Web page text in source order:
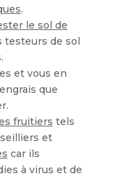
.
le sol de
testeurs de sol
et vous en
que
fruitiers tels
et
car ils
à virus et de